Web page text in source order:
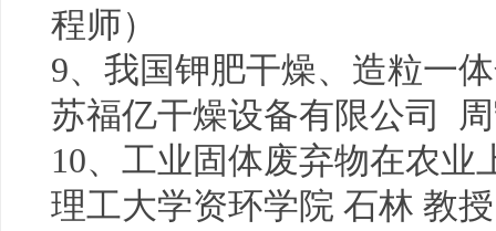
程师）
9、我国钾肥干燥、造粒一
苏福亿干燥设备有限公司
10、工业固体废弃物在农
理工大学资环学院 石林 教